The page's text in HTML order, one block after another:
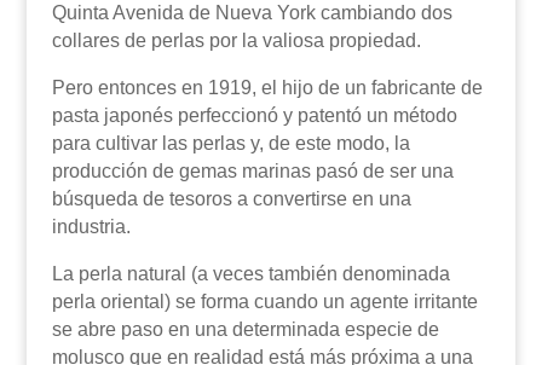
Quinta Avenida de Nueva York cambiando dos
collares de perlas por la valiosa propiedad.
Pero entonces en 1919, el hijo de un fabricante de
pasta japonés perfeccionó y patentó un método
para cultivar las perlas y, de este modo, la
producción de gemas marinas pasó de ser una
búsqueda de tesoros a convertirse en una
industria.
La perla natural (a veces también denominada
perla oriental) se forma cuando un agente irritante
se abre paso en una determinada especie de
molusco que en realidad está más próxima a una